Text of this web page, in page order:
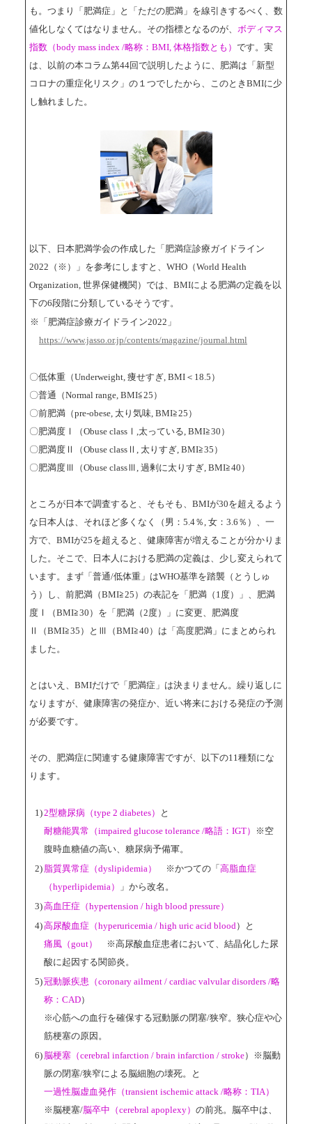
も。つまり「肥満症」と「ただの肥満」を線引きするべく、数
値化しなくてはなりません。その指標となるのが、 ボディマス
指数（body mass index /略称：BMI, 体格指数とも） です。実
は、以前の本コラム第44回で説明したように、肥満は「新型
コロナの重症化リスク」の１つでしたから、このときBMIに少
し触れました。
以下、日本肥満学会の作成した「肥満症診療ガイドライン
2022（※）」を参考にしますと、WHO（World Health
Organization, 世界保健機関）では、BMIによる肥満の定義を以
下の6段階に分類しているそうです。
※「肥満症診療ガイドライン2022」
https://www.jasso.or.jp/contents/magazine/journal.html
〇低体重（Underweight, 痩せすぎ, BMI＜18.5）
〇普通（Normal range, BMI≦25）
〇前肥満（pre-obese, 太り気味, BMI≧25）
〇肥満度Ⅰ（Obuse classⅠ,太っている, BMI≧30）
〇肥満度Ⅱ（Obuse classⅡ, 太りすぎ, BMI≧35）
〇肥満度Ⅲ（Obuse classⅢ, 過剰に太りすぎ, BMI≧40）
ところが日本で調査すると、そもそも、BMIが30を超えるよう
な日本人は、それほど多くなく（男：5.4％, 女：3.6％）、一
方で、BMIが25を超えると、健康障害が増えることが分かりま
した。そこで、日本人における肥満の定義は、少し変えられて
います。まず「普通/低体重」はWHO基準を踏襲（とうしゅ
う）し、前肥満（BMI≧25）の表記を「肥満（1度）」、肥満
度Ⅰ（BMI≧30）を「肥満（2度）」に変更、肥満度
Ⅱ（BMI≧35）とⅢ（BMI≧40）は「高度肥満」にまとめられ
ました。
とはいえ、BMIだけで「肥満症」は決まりません。繰り返しに
なりますが、健康障害の発症か、近い将来における発症の予測
が必要です。
その、肥満症に関連する健康障害ですが、以下の11種類にな
ります。
1)2型糖尿病（type 2 diabetes）
と
耐糖能異常（impaired glucose tolerance /略語：IGT）
※空
腹時血糖値の高い、糖尿病予備軍。
2) 脂質異常症（dyslipidemia） ※かつての「高脂血症
（hyperlipidemia）
」から改名。
3)高血圧症（hypertension / high blood pressure）
4)高尿酸血症（hyperuricemia / high uric acid blood ）と
痛風（gout）
※高尿酸血症患者において、結晶化した尿
酸に起因する関節炎。
5)冠動脈疾患（coronary ailment / cardiac valvular disorders /略
称：CAD）
※心筋への血行を確保する冠動脈の閉塞/狭窄。狭心症や心
筋梗塞の原因。
6) 脳梗塞（cerebral infarction / brain infarction / stroke）※脳動
脈の閉塞/狭窄による脳細胞の壊死。と
一過性脳虚血発作（transient ischemic attack /略称：TIA）
※脳梗塞/脳卒中（cerebral apoplexy） の前兆。脳卒中は、